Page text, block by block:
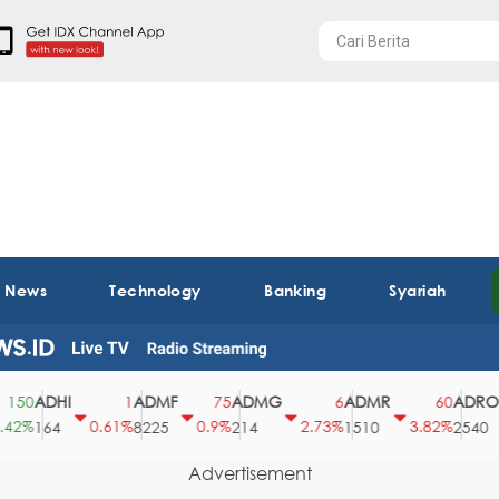
Technology Banking Syariah
ADHI
164
0.61%
ADMF
8225
0.9%
ADMG
214
2.73%
ADMR
1510
3.82%
ADRO
2540
Advertisement